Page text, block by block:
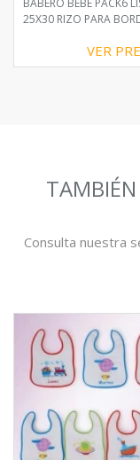
BABERO BEBE PACK6
25X30 RIZO PARA
VER
TAMBIÉN
Consulta nuestra